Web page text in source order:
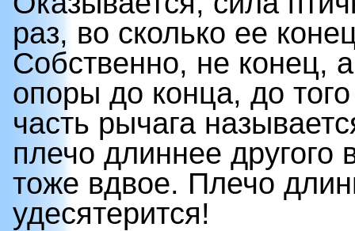
раз, во сколько ее
Собственно, не конец,
опоры до конца, до
часть рычага
плечо длиннее
тоже вдвое. Плечо
удесятерится!